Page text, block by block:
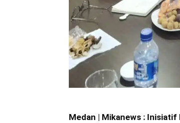
Medan | Mikanews : Inisiatif